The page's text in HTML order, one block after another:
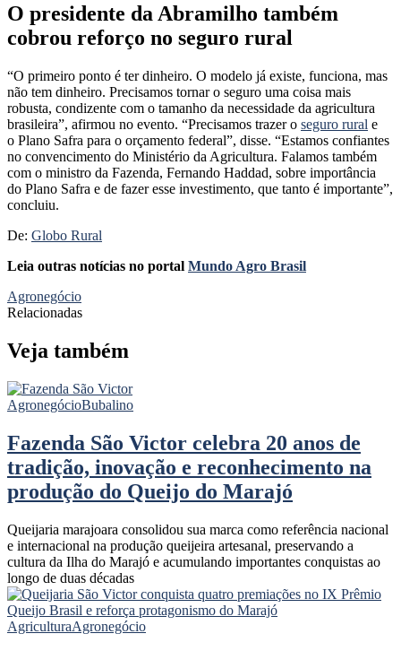
O presidente da Abramilho também
cobrou reforço no seguro rural
“O primeiro ponto é ter dinheiro. O modelo já existe, funciona, mas
não tem dinheiro. Precisamos tornar o seguro uma coisa mais
robusta, condizente com o tamanho da necessidade da agricultura
brasileira”, afirmou no evento. “Precisamos trazer o seguro rural e
o Plano Safra para o orçamento federal”, disse. “Estamos confiantes
no convencimento do Ministério da Agricultura. Falamos também
com o ministro da Fazenda, Fernando Haddad, sobre importância
do Plano Safra e de fazer esse investimento, que tanto é importante”,
concluiu.
De: Globo Rural
Leia outras notícias no portal Mundo Agro Brasil
Agronegócio
Relacionadas
Veja também
AgronegócioBubalino
Fazenda São Victor celebra 20 anos de
tradição, inovação e reconhecimento na
produção do Queijo do Marajó
Queijaria marajoara consolidou sua marca como referência nacional
e internacional na produção queijeira artesanal, preservando a
cultura da Ilha do Marajó e acumulando importantes conquistas ao
longo de duas décadas
AgriculturaAgronegócio